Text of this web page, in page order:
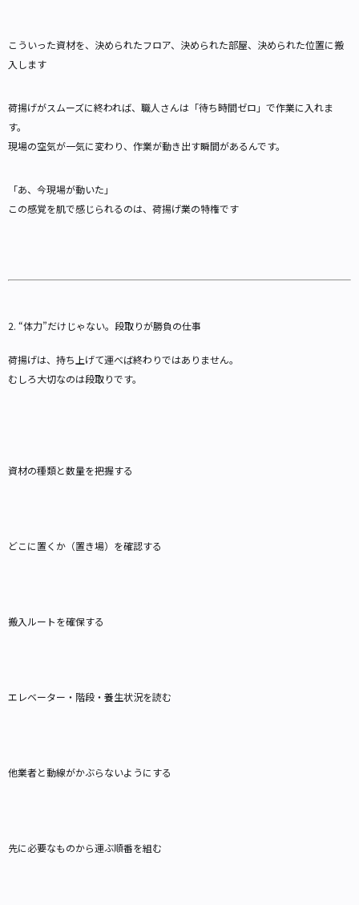
こういった資材を、決められたフロア、決められた部屋、決められた位置に搬
入します
荷揚げがスムーズに終われば、職人さんは「待ち時間ゼロ」で作業に入れま
す。
現場の空気が一気に変わり、作業が動き出す瞬間があるんです。
「あ、今現場が動いた」
この感覚を肌で感じられるのは、荷揚げ業の特権です
2. “体力”だけじゃない。段取りが勝負の仕事
荷揚げは、持ち上げて運べば終わりではありません。
むしろ大切なのは段取りです。
資材の種類と数量を把握する
どこに置くか（置き場）を確認する
搬入ルートを確保する
エレベーター・階段・養生状況を読む
他業者と動線がかぶらないようにする
先に必要なものから運ぶ順番を組む